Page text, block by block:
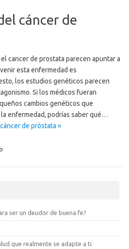
cáncer de
cancer de prostata parecen apuntar a
esta enfermedad es
los estudios genéticos parecen
Si los médicos fueran
cambios genéticos que
enfermedad, podrías saber qué…
de próstata »
ser un deudor de buena fe?
que realmente se adapte a ti